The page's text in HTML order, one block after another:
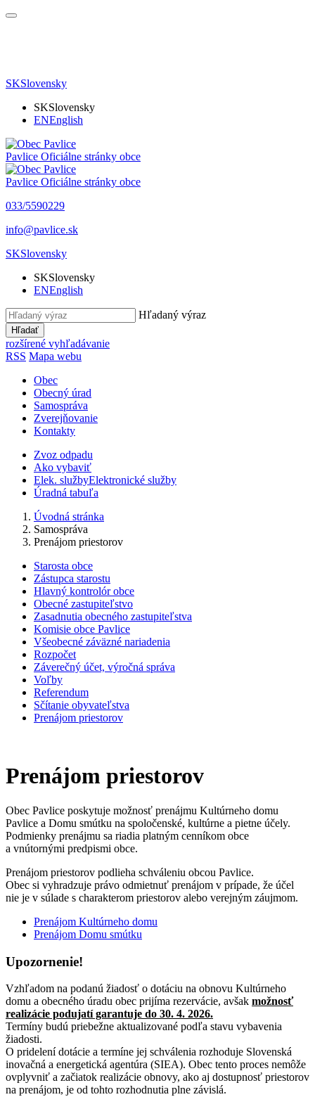
SKSlovensky
SKSlovensky
ENEnglish
Pavlice Oficiálne stránky obce
Pavlice Oficiálne stránky obce
033/5590229
info@pavlice.sk
SKSlovensky
SKSlovensky
ENEnglish
Hľadaný výraz
Hľadať
rozšírené vyhľadávanie
RSS Mapa webu
Obec
Obecný úrad
Samospráva
Zverejňovanie
Kontakty
Zvoz odpadu
Ako vybaviť
Elek. službyElektronické služby
Úradná tabuľa
Úvodná stránka
Samospráva
Prenájom priestorov
Starosta obce
Zástupca starostu
Hlavný kontrolór obce
Obecné zastupiteľstvo
Zasadnutia obecného zastupiteľstva
Komisie obce Pavlice
Všeobecné záväzné nariadenia
Rozpočet
Záverečný účet, výročná správa
Voľby
Referendum
Sčítanie obyvateľstva
Prenájom priestorov
Prenájom priestorov
Obec Pavlice poskytuje možnosť prenájmu Kultúrneho domu
Pavlice a Domu smútku na spoločenské, kultúrne a pietne účely.
Podmienky prenájmu sa riadia platným cenníkom obce
a vnútornými predpismi obce.
Prenájom priestorov podlieha schváleniu obcou Pavlice.
Obec si vyhradzuje právo odmietnuť prenájom v prípade, že účel
nie je v súlade s charakterom priestorov alebo verejným záujmom.
Prenájom Kultúrneho domu
Prenájom Domu smútku
Upozornenie!
Vzhľadom na podanú žiadosť o dotáciu na obnovu Kultúrneho
domu a obecného úradu obec prijíma rezervácie, avšak možnosť
realizácie podujatí garantuje do 30. 4. 2026.
Termíny budú priebežne aktualizované podľa stavu vybavenia
žiadosti.
O pridelení dotácie a termíne jej schválenia rozhoduje Slovenská
inovačná a energetická agentúra (SIEA). Obec tento proces nemôže
ovplyvniť a začiatok realizácie obnovy, ako aj dostupnosť priestorov
na prenájom, je od tohto rozhodnutia plne závislá.